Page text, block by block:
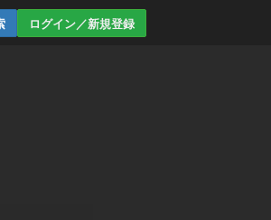
ログイン／新規登録